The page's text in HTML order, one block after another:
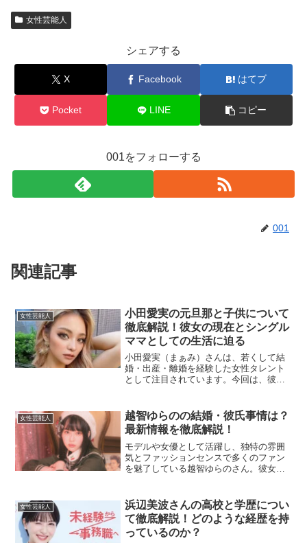
女性芸能人
シェアする
X Facebook はてブ
Pocket LINE コピー
001をフォローする
001
関連記事
女性芸能人
小田愛実の元旦那と子供について
徹底解説！彼女の現在とシングル
ママとしての生活に迫る
小田愛実（まぁみ）さんは、若くして結
婚・出産・離婚を経験した女性タレント
として注目されています。今回は、彼女
詳しく紹介します。小田愛実の元旦那は
誰？小田愛実さんは、彼氏...
女性芸能人
越智ゆらのの結婚・彼氏事情は？
最新情報を徹底解説！
モデルや女優として活躍し、独特の雰囲
気とファッションセンスで多くのファン
を魅了している越智ゆらのさん。彼女の
氏」のキーワードに焦点を当て、最新情
報や過去のエピソード...
女性芸能人
浜辺美波さんの高校と学歴につい
て徹底解説！どのような経歴を持
っているのか？